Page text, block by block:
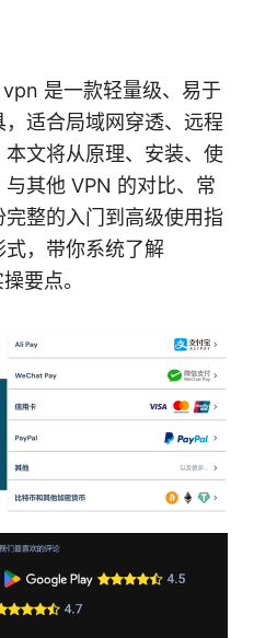
是一款轻量级、易于
，适合局域网穿透、远程
文将从原理、安装、使
其他 VPN 的对比、常
整的入门到高级使用指
，带你系统了解
要点。